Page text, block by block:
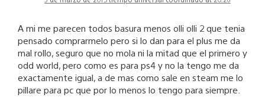
A mi me parecen todos basura menos olli olli 2 que tenia
pensado comprarmelo pero si lo dan para el plus me da
mal rollo, seguro que no mola ni la mitad que el primero y
odd world, pero como es para ps4 y no la tengo me da
exactamente igual, a de mas como sale en steam me lo
pillare para pc que por lo menos lo tengo para siempre.